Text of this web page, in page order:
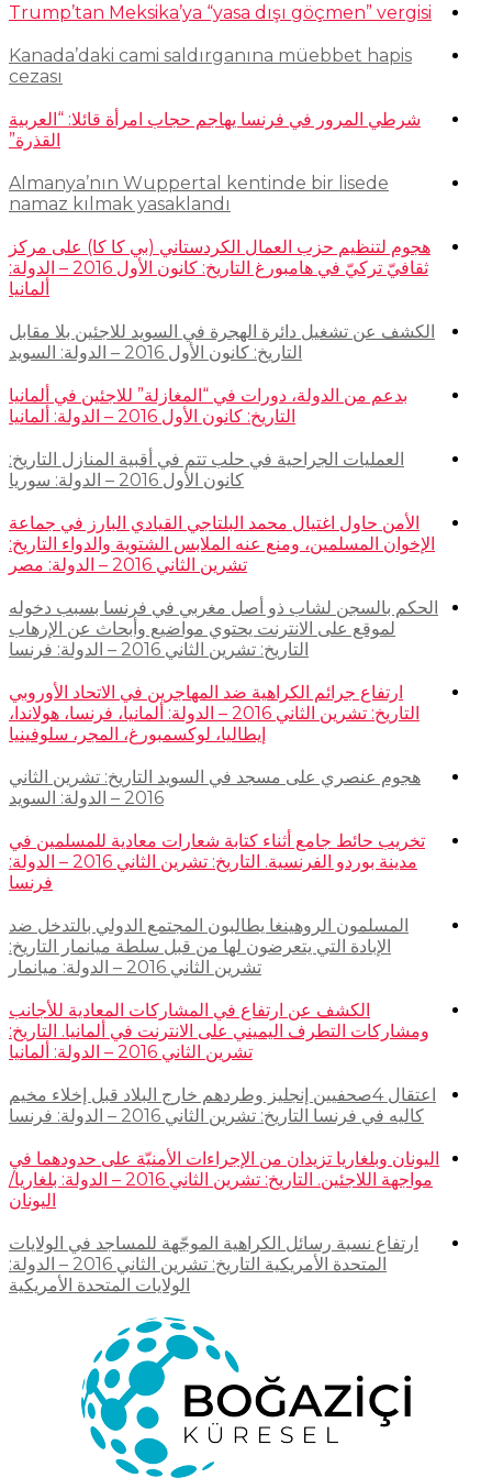
Trump’tan Meksika’ya “yasa dışı göçmen” vergisi
Kanada’daki cami saldırganına müebbet hapis
cezası
شرطي المرور في فرنسا يهاجم حجاب امرأة قائلا: “العربية
القذرة”
Almanya’nın Wuppertal kentinde bir lisede
namaz kılmak yasaklandı
هجوم لتنظيم حزب العمال الكردستاني (بي كا كا) على مركز
ثقافيّ تركيّ في هامبورغ التاريخ: كانون الأول 2016 – الدولة:
ألمانيا
الكشف عن تشغيل دائرة الهجرة في السويد للاجئين بلا مقابل
التاريخ: كانون الأول 2016 – الدولة: السويد
بدعم من الدولة، دورات في “المغازلة” للاجئين في ألمانيا
التاريخ: كانون الأول 2016 – الدولة: ألمانيا
العمليات الجراحية في حلب تتم في أقبية المنازل التاريخ:
كانون الأول 2016 – الدولة: سوريا
الأمن حاول اغتيال محمد البلتاجي القيادي البارز في جماعة
الإخوان المسلمين، ومنع عنه الملابس الشتوية والدواء التاريخ:
تشرين الثاني 2016 – الدولة: مصر
الحكم بالسجن لشاب ذو أصل مغربي في فرنسا بسبب دخوله
لموقع على الانترنت يحتوي مواضيع وأبحاث عن الإرهاب
التاريخ: تشرين الثاني 2016 – الدولة: فرنسا
ارتفاع جرائم الكراهية ضد المهاجرين في الاتحاد الأوروبي
التاريخ: تشرين الثاني 2016 – الدولة: ألمانيا، فرنسا، هولاندا،
إيطاليا، لوكسمبورغ، المجر، سلوفينيا
هجوم عنصري على مسجد في السويد التاريخ: تشرين الثاني
2016 – الدولة: السويد
تخريب حائط جامع أثناء كتابة شعارات معادية للمسلمين في
مدينة بوردو الفرنسية. التاريخ: تشرين الثاني 2016 – الدولة:
فرنسا
المسلمون الروهينغا يطالبون المجتمع الدولي بالتدخل ضد
الإبادة التي يتعرضون لها من قبل سلطة ميانمار التاريخ:
تشرين الثاني 2016 – الدولة: ميانمار
الكشف عن ارتفاع في المشاركات المعادية للأجانب
ومشاركات التطرف اليميني على الانترنت في ألمانيا. التاريخ:
تشرين الثاني 2016 – الدولة: ألمانيا
اعتقال 4صحفيين إنجليز وطردهم خارج البلاد قبل إخلاء مخيم
كاليه في فرنسا التاريخ: تشرين الثاني 2016 – الدولة: فرنسا
اليونان وبلغاريا تزيدان من الإجراءات الأمنيّة على حدودهما في
مواجهة اللاجئين. التاريخ: تشرين الثاني 2016 – الدولة: بلغاريا/
اليونان
ارتفاع نسبة رسائل الكراهية الموجّهة للمساجد في الولايات
المتحدة الأمريكية التاريخ: تشرين الثاني 2016 – الدولة:
الولايات المتحدة الأمريكية